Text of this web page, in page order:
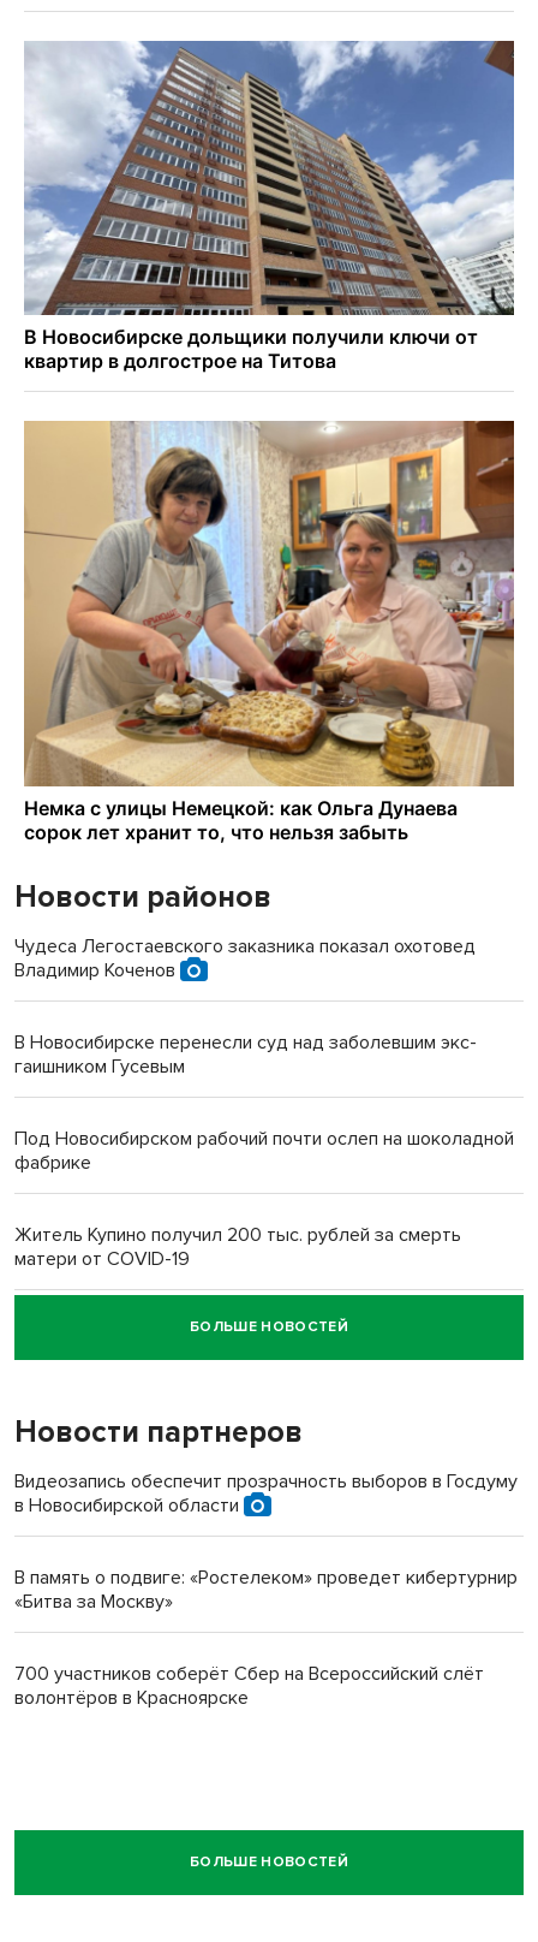
Новости районов
Чудеса Легостаевского заказника показал охотовед
Владимир Коченов
В Новосибирске перенесли суд над заболевшим экс-
гаишником Гусевым
Под Новосибирском рабочий почти ослеп на шоколадной
фабрике
Житель Купино получил 200 тыс. рублей за смерть
матери от COVID-19
Новосибирский суд наказал водителя за смерть
пенсионерки на вокзале
БОЛЬШЕ НОВОСТЕЙ
Новости партнеров
Видеозапись обеспечит прозрачность выборов в Госдуму
в Новосибирской области
В память о подвиге: «Ростелеком» проведет кибертурнир
«Битва за Москву»
700 участников соберёт Сбер на Всероссийский слёт
волонтёров в Красноярске
БОЛЬШЕ НОВОСТЕЙ